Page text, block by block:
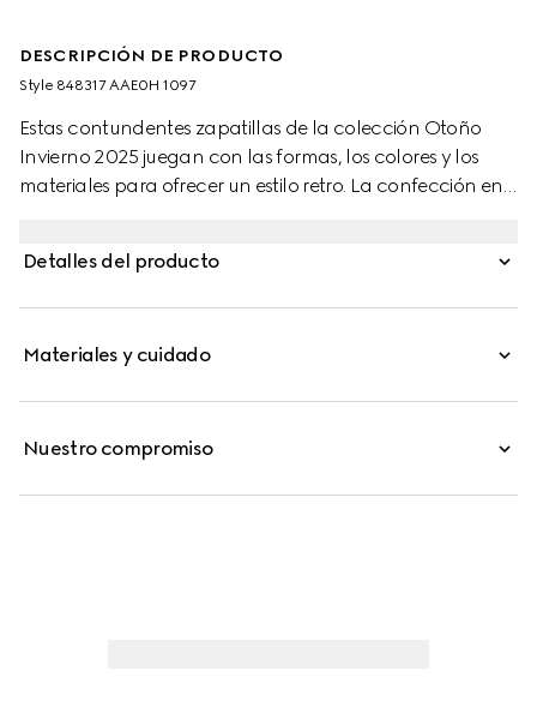
DESCRIPCIÓN DE PRODUCTO
Style ‎848317 AAE0H 1097
Estas contundentes zapatillas de la colección Otoño
Invierno 2025 juegan con las formas, los colores y los
materiales para ofrecer un estilo retro. La confección en
Detalles del producto
Materiales y cuidado
Nuestro compromiso